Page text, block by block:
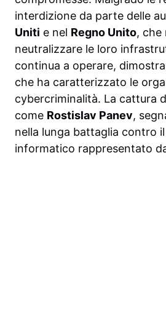
interdizione da parte delle
Uniti e nel Regno Unito, che
neutralizzare le loro
continua a operare,
che ha caratterizzato le
cybercriminalità. La cattura
come Rostislav Panev,
nella lunga battaglia contro
informatico rappresentato